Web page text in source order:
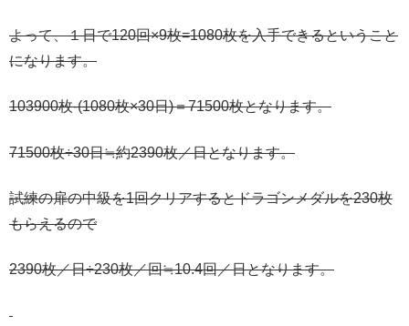
よって、１日で120回×9枚=1080枚を入手できるということ
になります。
103900枚-(1080枚×30日)＝71500枚となります。
71500枚÷30日≒約2390枚／日となります。
試練の扉の中級を1回クリアするとドラゴンメダルを230枚
もらえるので
2390枚／日÷230枚／回≒10.4回／日となります。